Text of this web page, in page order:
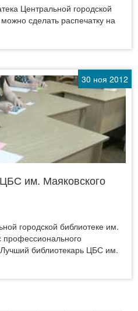
Центральной городской
сделать распечатку на
30 ноя 2012
им. Маяковского
городской библиотеке им.
профессионального
библиотекарь ЦБС им.